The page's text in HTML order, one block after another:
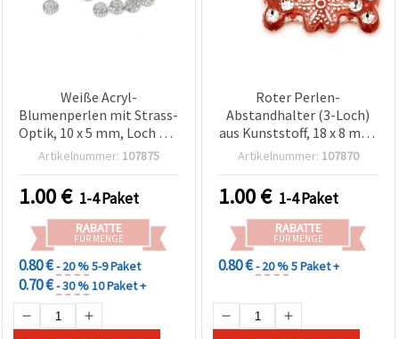
Weiße Acryl-
Blumenperlen mit Strass-
Optik, 10 x 5 mm, Loch Ø 1
mm – 50 g (~150 Stk.)
Artikelnummer: 107875
1.00€ 1-4 Paket
RABATTE
FÜR MENGE
0.80 €- 20 %5-9 Paket
0.70 €- 30 %10 Paket +
Roter Perlen-
Abstandhalter (3-Loch)
aus Kunststoff, 18 x 8 mm,
50 g Packung – für
Armbänder, Ketten & DIY-
Schmuck
Artikelnummer: 107870
1.00€ 1-4 Paket
RABATTE
FÜR MENGE
0.80 €- 20 %5 Paket +